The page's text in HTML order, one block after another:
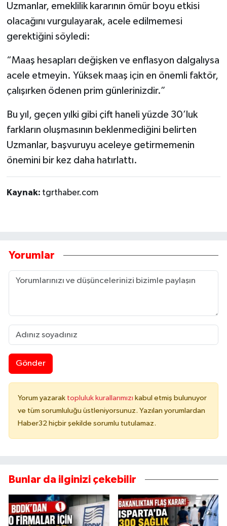
Uzmanlar, emeklilik kararının ömür boyu etkisi
olacağını vurgulayarak, acele edilmemesi
gerektiğini söyledi:
“Maaş hesapları değişken ve enflasyon dalgalıysa
acele etmeyin. Yüksek maaş için en önemli faktör,
çalışırken ödenen prim günlerinizdir.”
Bu yıl, geçen yılki gibi çift haneli yüzde 30’luk
farkların oluşmasının beklenmediğini belirten
Uzmanlar, başvuruyu aceleye getirmemenin
önemini bir kez daha hatırlattı.
Kaynak: tgrthaber.com
Yorumlar
Gönder
Yorum yazarak topluluk kurallarımızı kabul etmiş bulunuyor
ve tüm sorumluluğu üstleniyorsunuz. Yazılan yorumlardan
Haber32 hiçbir şekilde sorumlu tutulamaz.
Bunlar da ilginizi çekebilir